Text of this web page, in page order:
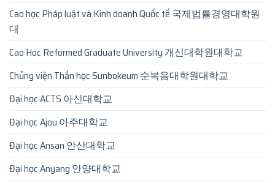
Cao học Pháp luật và Kinh doanh Quốc tế 국제법률경영대학원
대
Cao Hoc Reformed Graduate University 개신대학원대학교
Chủng viện Thần học Sunbokeum 순복음대학원대학교
Đại học ACTS 아신대학교
Đại học Ajou 아주대학교
Đại học Ansan 안산대학교
Đại học Anyang 안양대학교